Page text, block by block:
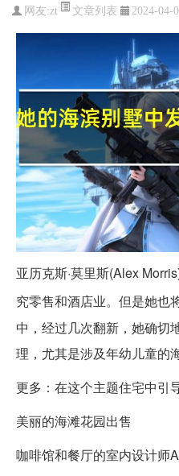
网友:zt 文章列表 2024-04-
亚历克斯·莫里斯(Alex
究零售和酒店业。但是她也
中，经过几次翻新，她确切
理，尤其是涉及年幼儿童的海
更多：在这个主题住宅中引
美丽的海滩花园出售
咖啡馆和餐厅的室内设计师